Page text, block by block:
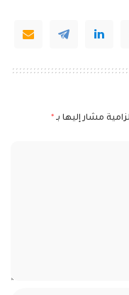
مشار إليها بـ *